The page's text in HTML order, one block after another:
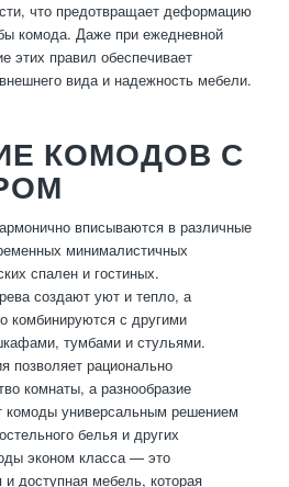
что предотвращает деформацию
комода. Даже при ежедневной
этих правил обеспечивает
вида и надежность мебели.
КОМОДОВ С
вписываются в различные
минималистичных
спален и гостиных.
создают уют и тепло, а
комбинируются с другими
тумбами и стульями.
позволяет рационально
комнаты, а разнообразие
универсальным решением
белья и других
эконом класса — это
и доступная мебель, которая